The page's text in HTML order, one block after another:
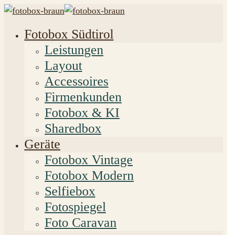
Fotobox Südtirol
Leistungen
Layout
Accessoires
Firmenkunden
Fotobox & KI
Sharedbox
Geräte
Fotobox Vintage
Fotobox Modern
Selfiebox
Fotospiegel
Foto Caravan